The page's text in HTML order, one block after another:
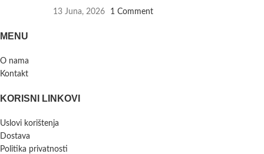
13 Juna, 2026 1 Comment
MENU
O nama
Kontakt
KORISNI LINKOVI
Uslovi korištenja
Dostava
Politika privatnosti